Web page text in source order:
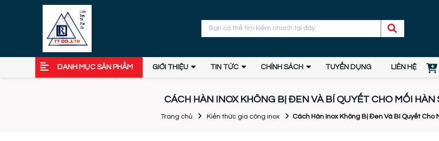
DANH MỤC SẢN PHẨM GIỚI THIỆU TIN TỨC CHÍNH SÁCH TUYỂN DỤNG LIÊN HỆ
CÁCH HÀN INOX KHÔNG BỊ ĐEN VÀ BÍ QUYẾT CHO MỐI HÀN
Trang chủ Kiến thức gia công inox Cách Hàn Inox Không Bị Đen Và Bí Quyết Cho